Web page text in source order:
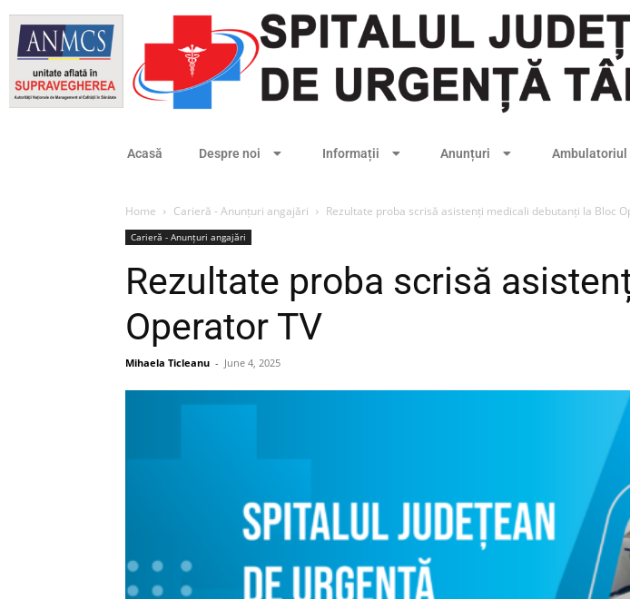
Acasă Despre noi Informații Anunțuri
Home Carieră - Anunțuri angajări Rezultate proba scrisă asistenți medicali debutanți la Bloc
Carieră - Anunțuri angajări
Rezultate proba scrisă
Operator TV
Mihaela Ticleanu - June 4, 2025